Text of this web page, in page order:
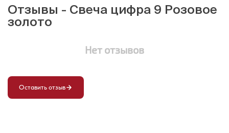
Отзывы - Свеча цифра 9 Розовое
золото
Нет отзывов
Оставить отзыв